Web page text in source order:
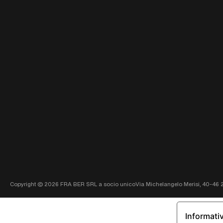
Copyright © 2026 FRA BER SRL a socio unicoVia Michelangelo Merisi, 40-46